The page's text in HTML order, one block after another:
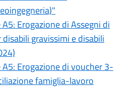
Erogazione di Assegni di
gravissimi e disabili
Erogazione di voucher 3-
famiglia-lavoro